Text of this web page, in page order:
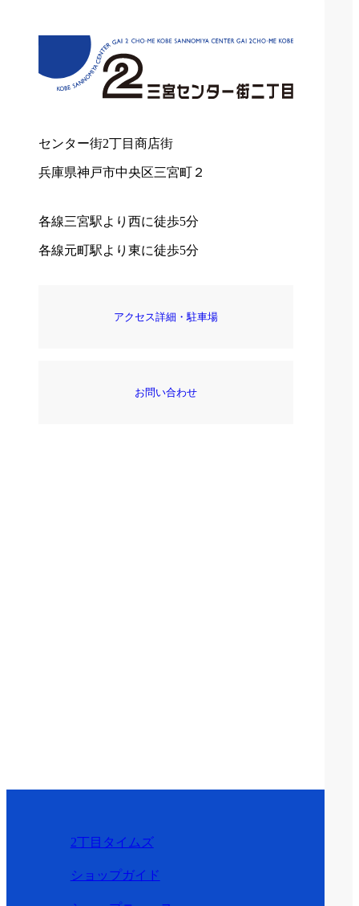
センター街2丁目商店街
兵庫県神戸市中央区三宮町２
各線三宮駅より西に徒歩5分
各線元町駅より東に徒歩5分
アクセス詳細・駐車場
お問い合わせ
2丁目タイムズ
ショップガイド